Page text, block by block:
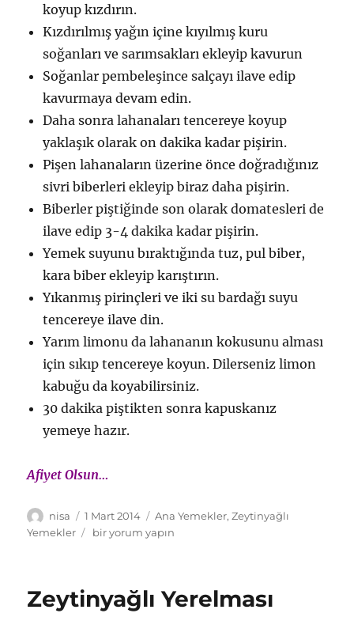
koyup kızdırın.
Kızdırılmış yağın içine kıyılmış kuru
soğanları ve sarımsakları ekleyip kavurun
Soğanlar pembeleşince salçayı ilave edip
kavurmaya devam edin.
Daha sonra lahanaları tencereye koyup
yaklaşık olarak on dakika kadar pişirin.
Pişen lahanaların üzerine önce doğradığınız
sivri biberleri ekleyip biraz daha pişirin.
Biberler piştiğinde son olarak domatesleri de
ilave edip 3-4 dakika kadar pişirin.
Yemek suyunu bıraktığında tuz, pul biber,
kara biber ekleyip karıştırın.
Yıkanmış pirinçleri ve iki su bardağı suyu
tencereye ilave din.
Yarım limonu da lahananın kokusunu alması
için sıkıp tencereye koyun. Dilerseniz limon
kabuğu da koyabilirsiniz.
30 dakika piştikten sonra kapuskanız
yemeye hazır.
Afiyet Olsun…
Yazar
nisa
Yayın
tarihi
1 Mart 2014 Kategoriler
Ana Yemekler,Zeytinyağlı
Yemekler
Zeytinyağlı
bir yorum yapın
Zeytinyağlı Yerelması